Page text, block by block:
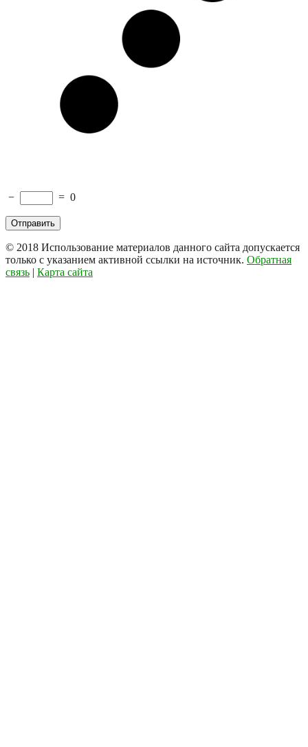
− = 0
© 2018 Использование материалов данного сайта допускается
только с указанием активной ссылки на источник. Обратная
связь | Карта сайта